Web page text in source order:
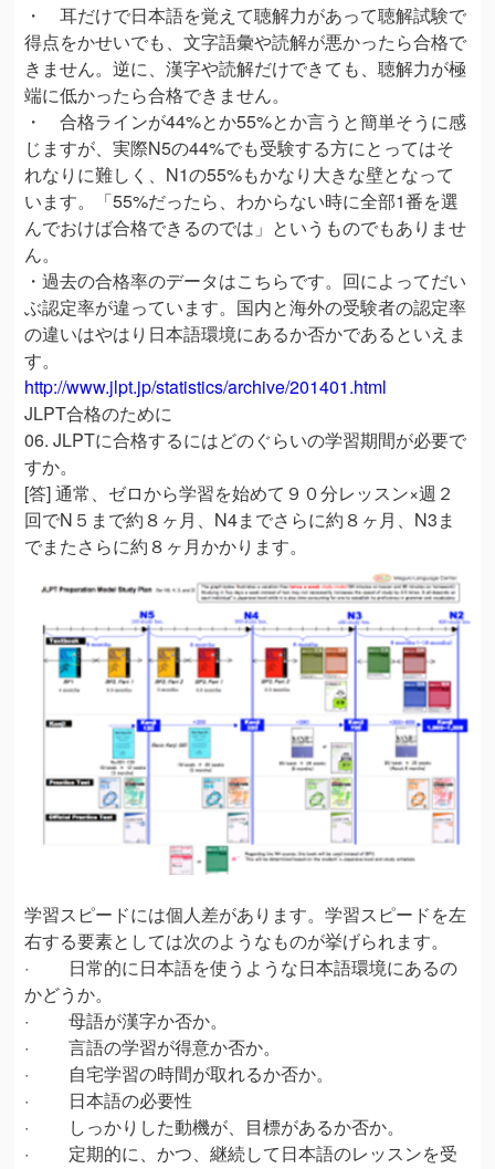
・ 耳だけで日本語を覚えて聴解力があって聴解試験で
得点をかせいでも、文字語彙や読解が悪かったら合格で
きません。逆に、漢字や読解だけできても、聴解力が極
端に低かったら合格できません。
・ 合格ラインが44%とか55%とか言うと簡単そうに感
じますが、実際N5の44%でも受験する方にとってはそ
れなりに難しく、N1の55%もかなり大きな壁となって
います。「55%だったら、わからない時に全部1番を選
んでおけば合格できるのでは」というものでもありませ
ん。
・過去の合格率のデータはこちらです。回によってだい
ぶ認定率が違っています。国内と海外の受験者の認定率
の違いはやはり日本語環境にあるか否かであるといえま
す。
http://www.jlpt.jp/statistics/archive/201401.html
JLPT合格のために
06. JLPTに合格するにはどのぐらいの学習期間が必要で
すか。
[答] 通常、ゼロから学習を始めて９０分レッスン×週２
回でN５まで約８ヶ月、N4までさらに約８ヶ月、N3ま
でまたさらに約８ヶ月かかります。
学習スピードには個人差があります。学習スピードを左
右する要素としては次のようなものが挙げられます。
· 日常的に日本語を使うような日本語環境にあるの
かどうか。
· 母語が漢字か否か。
· 言語の学習が得意か否か。
· 自宅学習の時間が取れるか否か。
· 日本語の必要性
· しっかりした動機が、目標があるか否か。
· 定期的に、かつ、継続して日本語のレッスンを受